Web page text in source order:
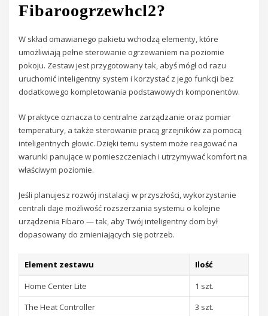
Fibaroogrzewhcl2?
W skład omawianego pakietu wchodzą elementy, które
umożliwiają pełne sterowanie ogrzewaniem na poziomie
pokoju. Zestaw jest przygotowany tak, abyś mógł od razu
uruchomić inteligentny system i korzystać z jego funkcji bez
dodatkowego kompletowania podstawowych komponentów.
W praktyce oznacza to centralne zarządzanie oraz pomiar
temperatury, a także sterowanie pracą grzejników za pomocą
inteligentnych głowic. Dzięki temu system może reagować na
warunki panujące w pomieszczeniach i utrzymywać komfort na
właściwym poziomie.
Jeśli planujesz rozwój instalacji w przyszłości, wykorzystanie
centrali daje możliwość rozszerzania systemu o kolejne
urządzenia Fibaro — tak, aby Twój inteligentny dom był
dopasowany do zmieniających się potrzeb.
Element zestawu
Ilość
Home Center Lite
1 szt.
The Heat Controller
3 szt.